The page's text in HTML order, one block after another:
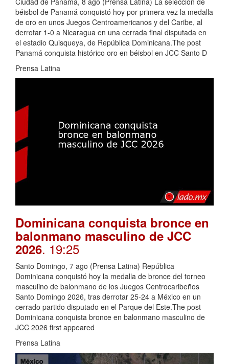
béisbol de Panamá conquistó hoy por primera vez la medalla
de oro en unos Juegos Centroamericanos y del Caribe, al
derrotar 1-0 a Nicaragua en una cerrada final disputada en
el estadio Quisqueya, de República Dominicana.The post
Panamá conquista histórico oro en béisbol en JCC Santo D
Prensa Latina
Dominicana conquista bronce en
balonmano masculino de JCC
2026. 19:25
Santo Domingo, 7 ago (Prensa Latina) República
Dominicana conquistó hoy la medalla de bronce del torneo
masculino de balonmano de los Juegos Centrocaribeños
Santo Domingo 2026, tras derrotar 25-24 a México en un
cerrado partido disputado en el Parque del Este.The post
Dominicana conquista bronce en balonmano masculino de
JCC 2026 first appeared
Prensa Latina